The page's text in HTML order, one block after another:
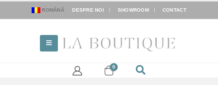
ROMÂNĂ DESPRE NOI SHOWROOM CONTACT
0